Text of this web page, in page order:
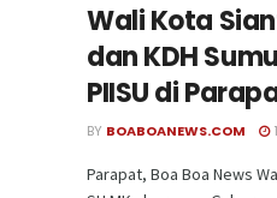
Wali Kota
dan KDH
PIISU di
BY BOABOANEWS.COM
Parapat, Boa Boa News